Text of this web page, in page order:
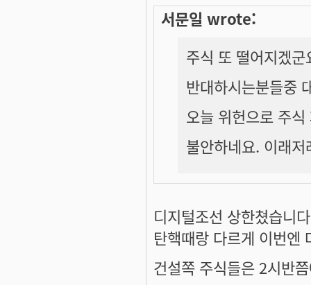
서문일 wrote:
주식 또 떨어지겠
반대하시는분들중
오늘 위헌으로 주
불안하네요. 이래저
디지털조선 상한쳤습니
탄핵때랑 다르게 이번엔
건설쪽 주식들은 2시반